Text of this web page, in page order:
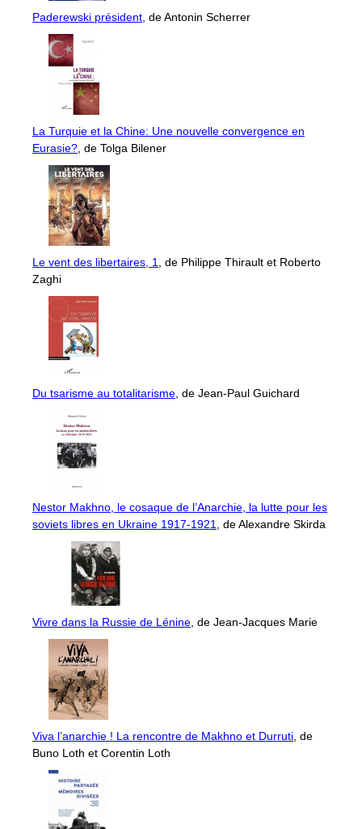
Paderewski président , de Antonin Scherrer
La Turquie et la Chine: Une nouvelle convergence en
Eurasie? , de Tolga Bilener
Le vent des libertaires, 1
, de Philippe Thirault et Roberto
Zaghi
Du tsarisme au totalitarisme , de Jean-Paul Guichard
Nestor Makhno, le cosaque de l’Anarchie, la lutte pour les
soviets libres en Ukraine 1917-1921
, de Alexandre Skirda
Vivre dans la Russie de Lénine , de Jean-Jacques Marie
Viva l’anarchie ! La rencontre de Makhno et Durruti , de
Buno Loth et Corentin Loth